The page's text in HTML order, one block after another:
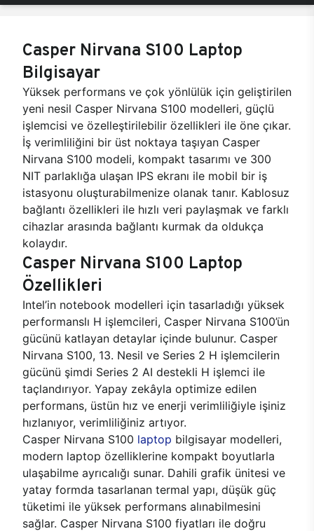
Casper Nirvana S100 Laptop
Bilgisayar
Yüksek performans ve çok yönlülük için geliştirilen
yeni nesil Casper Nirvana S100 modelleri, güçlü
işlemcisi ve özelleştirilebilir özellikleri ile öne çıkar.
İş verimliliğini bir üst noktaya taşıyan Casper
Nirvana S100 modeli, kompakt tasarımı ve 300
NIT parlaklığa ulaşan IPS ekranı ile mobil bir iş
istasyonu oluşturabilmenize olanak tanır. Kablosuz
bağlantı özellikleri ile hızlı veri paylaşmak ve farklı
cihazlar arasında bağlantı kurmak da oldukça
kolaydır.
Casper Nirvana S100 Laptop
Özellikleri
Intel’in notebook modelleri için tasarladığı yüksek
performanslı H işlemcileri, Casper Nirvana S100’ün
gücünü katlayan detaylar içinde bulunur. Casper
Nirvana S100, 13. Nesil ve Series 2 H işlemcilerin
gücünü şimdi Series 2 AI destekli H işlemci ile
taçlandırıyor. Yapay zekâyla optimize edilen
performans, üstün hız ve enerji verimliliğiyle işiniz
hızlanıyor, verimliliğiniz artıyor.
Casper Nirvana S100 laptop bilgisayar modelleri,
modern laptop özelliklerine kompakt boyutlarla
ulaşabilme ayrıcalığı sunar. Dahili grafik ünitesi ve
yatay formda tasarlanan termal yapı, düşük güç
tüketimi ile yüksek performans alınabilmesini
sağlar. Casper Nirvana S100 fiyatları ile doğru